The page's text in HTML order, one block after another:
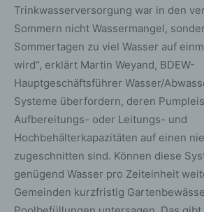
Trinkwasserversorgung war in den
Sommern nicht Wassermangel,
Sommertagen zu viel Wasser auf
wird“, erklärt Martin Weyand, BDEW-
Hauptgeschäftsführer Wasser/
Systeme überfordern, deren
Aufbereitungs- oder Leitungs- und
Hochbehälterkapazitäten auf einen
zugeschnitten sind. Können diese
genügend Wasser pro Zeiteinheit
Gemeinden kurzfristig